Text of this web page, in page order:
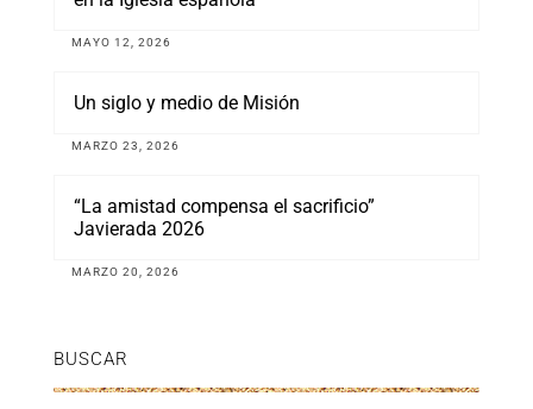
MAYO 12, 2026
Un siglo y medio de Misión
MARZO 23, 2026
“La amistad compensa el sacrificio”
Javierada 2026
MARZO 20, 2026
BUSCAR